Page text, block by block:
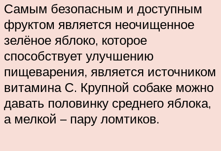
Самым безопасным и доступным
фруктом является неочищенное
зелёное яблоко, которое
способствует улучшению
пищеварения, является источником
витамина С. Крупной собаке можно
давать половинку среднего яблока,
а мелкой – пару ломтиков.